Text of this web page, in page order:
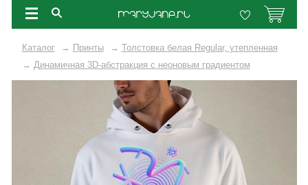
Каталог → Принты → Толстовка белая Regular, утепленная
→ Динамичная 3D-абстракция с неоновым градиентом